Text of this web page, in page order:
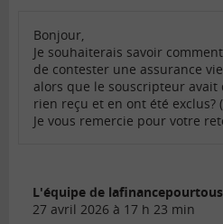
Bonjour,
Je souhaiterais savoir
de contester une assurance
alors que le souscripteur avait
rien reçu et en ont été exclus?
Je vous remercie pour votre
L'équipe de
27 avril 2026 à 17 h 23 min